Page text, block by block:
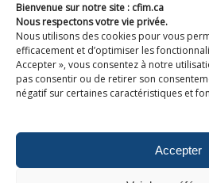
Bienvenue sur notre site : cfim.ca
Nous respectons votre vie privée.
Nous utilisons des cookies pour vous
efficacement et d’optimiser les
Accepter », vous consentez à notre
pas consentir ou de retirer son
négatif sur certaines caractéristiques et
Accepter
Devenir membre de CFIM
Suivez-